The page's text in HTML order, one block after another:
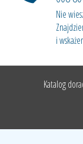
Nie
i
Katalog